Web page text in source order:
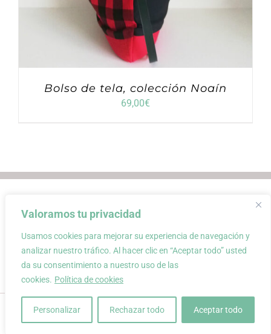
Valoramos tu privacidad
Usamos cookies para mejorar su experiencia de navegación y
analizar nuestro tráfico. Al hacer clic en “Aceptar todo” usted
da su consentimiento a nuestro uso de las
cookies. Política de cookies
Personalizar Rechazar todo Aceptar todo
Bolso de tela, colección Noaín
69,00€
Condiciones de uso
Atención al Cliente
Política de privacidad
Carrito
Mi cuenta
conloquetengo · creación de complementos únicos y atemporales a
partir de materiales recuperados